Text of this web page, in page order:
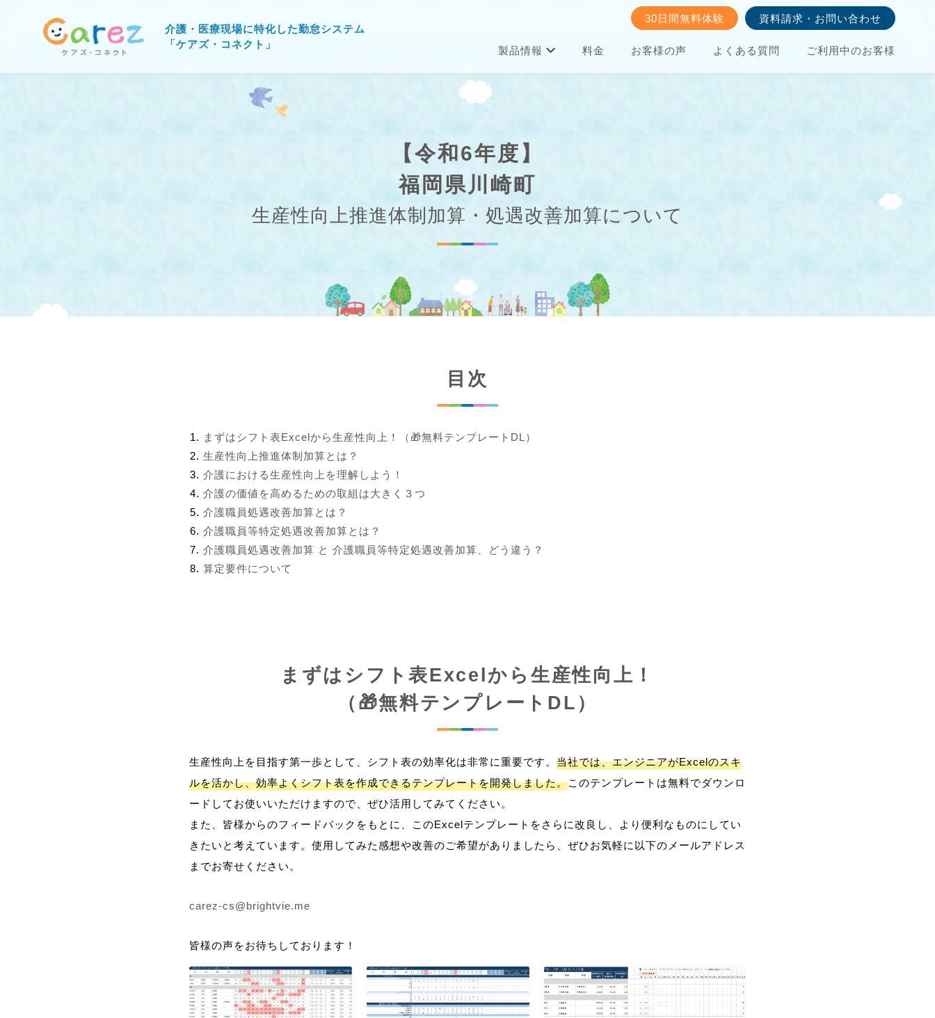
介護・医療現場に特化した勤怠システム
「ケアズ・コネクト」
製品情報 料金 お客様の声 よくある質問 ご利用中のお客様
30日間無料体験 資料請求・お問い合わせ
【令和6年度】
福岡県川崎町
生産性向上推進体制加算・処遇改善加算について
目次
まずはシフト表Excelから生産性向上！（🎁無料テンプレートDL）
生産性向上推進体制加算とは？
介護における生産性向上を理解しよう！
介護の価値を高めるための取組は大きく３つ
介護職員処遇改善加算とは？
介護職員等特定処遇改善加算とは？
介護職員処遇改善加算 と 介護職員等特定処遇改善加算、どう違う？
算定要件について
まずはシフト表Excelから生産性向上！
（🎁無料テンプレートDL）
生産性向上を目指す第一歩として、シフト表の効率化は非常に重要です。 当社では、エンジニアがExcelのスキ
ルを活かし、効率よくシフト表を作成できるテンプレートを開発しました。このテンプレートは無料でダウンロ
ードしてお使いいただけますので、ぜひ活用してみてください。
また、皆様からのフィードバックをもとに、このExcelテンプレートをさらに改良し、より便利なものにしてい
きたいと考えています。使用してみた感想や改善のご希望がありましたら、ぜひお気軽に以下のメールアドレス
までお寄せください。
carez-cs@brightvie.me
皆様の声をお待ちしております！